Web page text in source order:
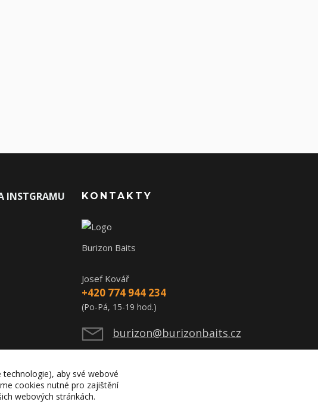
INSTGRAMU KONTAKTY
Burizon Baits
Josef Kovář
+420 774 944 234
(Po-Pá, 15-19 hod.)
burizon@burizonbaits.cz
aby své webové
cookies nutné pro zajištění
webových stránkách.